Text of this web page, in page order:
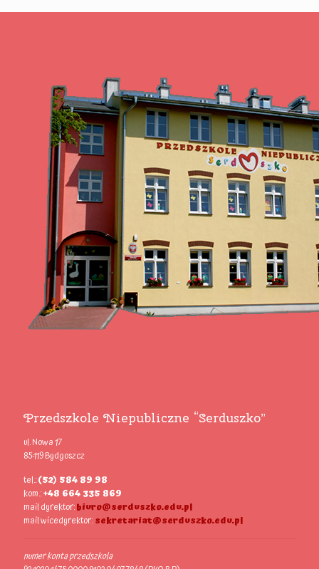
Przedszkole Niepubliczne “Serduszko”
ul. Nowa 17
85-119 Bydgoszcz
tel.:(52) 584 89 98
kom.:+48 664 335 869
mail dyrektor:biuro@serduszko.edu.pl
mail wicedyrektor:sekretariat@serduszko.edu.pl
numer konta przedszkola